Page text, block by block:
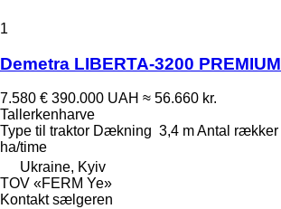
1
Demetra LIBERTA-3200 PREMIUM
7.580 € 390.000 UAH ≈ 56.660 kr.
Tallerkenharve
Type til traktor Dækning 3,4 mAntal rækker
ha/time
Ukraine, Kyiv
TOV «FERM Ye»
Kontakt sælgeren